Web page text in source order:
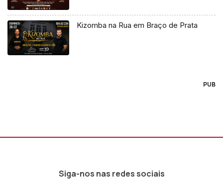
Kizomba na Rua em Braço de Prata
PUB
Siga-nos nas redes sociais